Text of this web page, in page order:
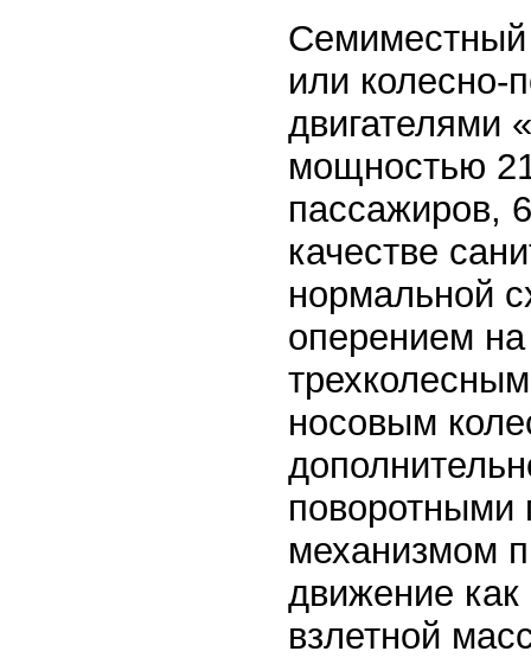
Семиместный
или колесно-
двигателями
мощностью
пассажиров,
качестве
нормальной
оперением
носовым
поворотными
механизмом
движение как
взлетной